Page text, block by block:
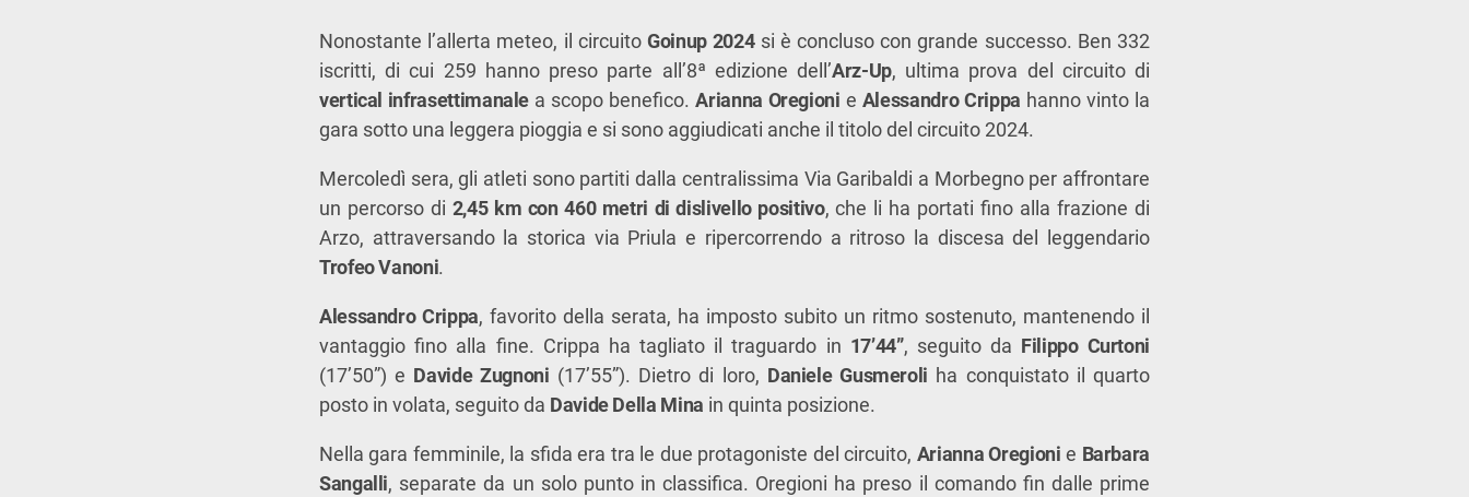
Nonostante l’allerta meteo, il circuitoGoinup 2024si è concluso con grande successo. Ben 332
iscritti, di cui 259 hanno preso parte all’8ª edizione dell’Arz-Up, ultima prova del circuito di
vertical infrasettimanale a scopo benefico.Arianna Oregioni e Alessandro Crippa hanno vinto la
gara sotto una leggera pioggia e si sono aggiudicati anche il titolo del circuito 2024.
Mercoledì sera, gli atleti sono partiti dalla centralissima Via Garibaldi a Morbegno per affrontare
un percorso di 2,45 km con 460 metri di dislivello positivo, che li ha portati fino alla frazione di
Arzo, attraversando la storica via Priula e ripercorrendo a ritroso la discesa del leggendario
Trofeo Vanoni.
Alessandro Crippa, favorito della serata, ha imposto subito un ritmo sostenuto, mantenendo il
vantaggio fino alla fine. Crippa ha tagliato il traguardo in 17’44”, seguito da Filippo Curtoni
(17’50”) e Davide Zugnoni (17’55”). Dietro di loro, Daniele Gusmeroli ha conquistato il quarto
posto in volata, seguito da Davide Della Mina in quinta posizione.
Nella gara femminile, la sfida era tra le due protagoniste del circuito, Arianna Oregioni e Barbara
Sangalli, separate da un solo punto in classifica. Oregioni ha preso il comando fin dalle prime